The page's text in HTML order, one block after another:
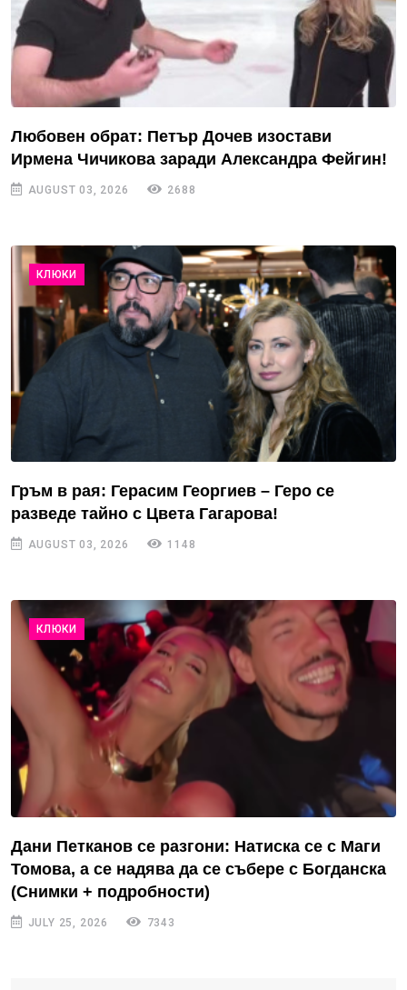
Любовен обрат: Петър Дочев изостави
Ирмена Чичикова заради Александра Фейгин!
AUGUST 03, 2026 2688
КЛЮКИ
Гръм в рая: Герасим Георгиев – Геро се
разведе тайно с Цвета Гагарова!
AUGUST 03, 2026 1148
КЛЮКИ
Дани Петканов се разгони: Натиска се с Маги
Томова, а се надява да се събере с Богданска
(Снимки + подробности)
JULY 25, 2026 7343